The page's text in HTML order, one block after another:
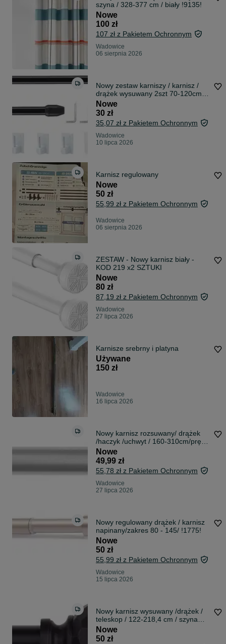
szyna / 328-377 cm / biały !9135!
Nowe
100 zł
107 zł z Pakietem Ochronnym
Wadowice
06 sierpnia 2026
Nowy zestaw karniszy / karnisz /
drążek wysuwany 2szt 70-120cm
!3622!
Nowe
30 zł
35,07 zł z Pakietem Ochronnym
Wadowice
10 lipca 2026
Karnisz regulowany
Nowe
50 zł
55,99 zł z Pakietem Ochronnym
Wadowice
06 sierpnia 2026
ZESTAW - Nowy karnisz biały -
KOD 219 x2 SZTUKI
Nowe
80 zł
87,19 zł z Pakietem Ochronnym
Wadowice
27 lipca 2026
Karnisze srebrny i platyna
Używane
150 zł
Wadowice
16 lipca 2026
Nowy karnisz rozsuwany/ drążek
/haczyk /uchwyt / 160-310cm/pręt
!K106!
Nowe
49,99 zł
55,78 zł z Pakietem Ochronnym
Wadowice
27 lipca 2026
Nowy regulowany drążek / karnisz
napinany/zakres 80 - 145/ !1775!
Nowe
50 zł
55,99 zł z Pakietem Ochronnym
Wadowice
15 lipca 2026
Nowy karnisz wysuwany /drążek /
teleskop / 122-218,4 cm / szyna
!2076!
Nowe
50 zł